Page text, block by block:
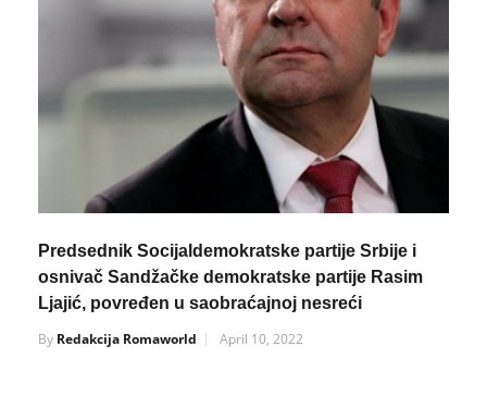
Predsednik Socijaldemokratske partije Srbije i
osnivač Sandžačke demokratske partije Rasim
Ljajić, povređen u saobraćajnoj nesreći
By Redakcija Romaworld April 10, 2022